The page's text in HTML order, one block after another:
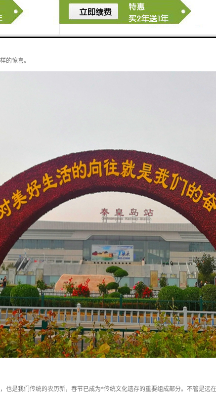
功能？
不管是室内装饰还是室外装饰，它的存在为人们生活创造了的价值。可是，还
的惊喜。
也是我们传统的农历新，春节已成为*传统文化遗存的重要组成部分。不管是远